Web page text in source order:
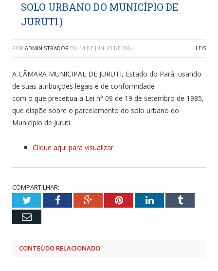
SOLO URBANO DO MUNICÍPIO DE
JURUTI.)
POR ADMINISTRADOR EM 14 DE JUNHO DE 2004 LEIS
A CÂMARA MUNICIPAL DE JURUTI, Estado do Pará, usando
de suas atribuições legais e de conformidade
com o que preceitua a Lei n° 09 de 19 de setembro de 1985,
que dispõe sobre o parcelamento do solo urbano do
Município de Juruti.
Clique aqui para visualizar
COMPARTILHAR:
TwitterFacebookGoogle+PinterestLinkedInTumblr
Email
CONTEÚDO RELACIONADO